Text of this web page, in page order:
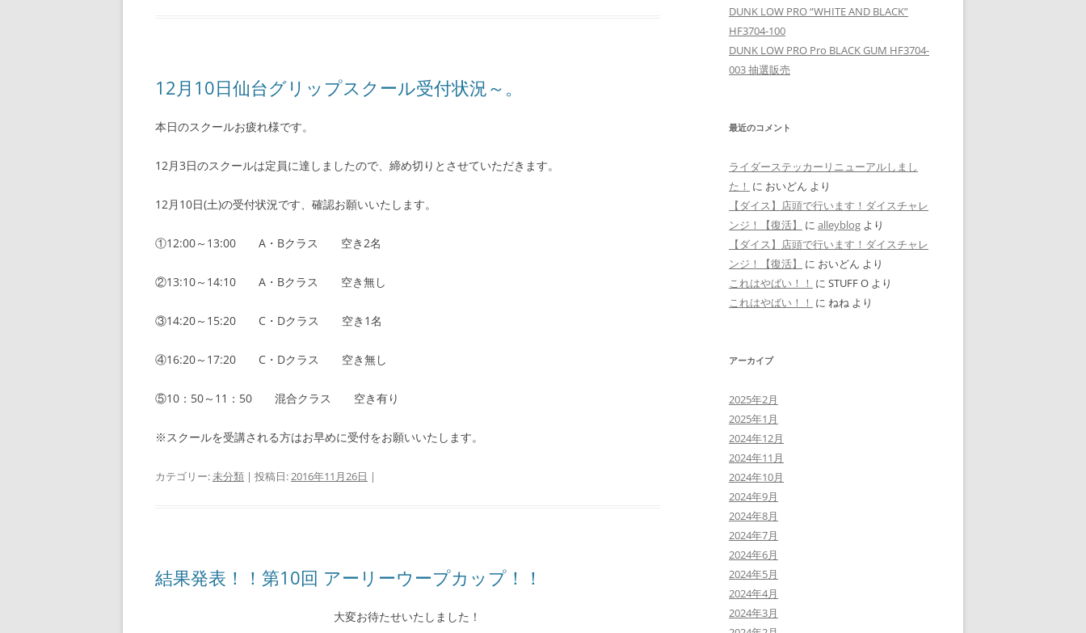
12月10日仙台グリップスクール受付状況～。
本日のスクールお疲れ様です。
12月3日のスクールは定員に達しましたので、締め切りとさせていただきます。
12月10日(土)の受付状況です、確認お願いいたします。
①12:00～13:00 A・Bクラス 空き2名
②13:10～14:10 A・Bクラス 空き無し
③14:20～15:20 C・Dクラス 空き1名
④16:20～17:20 C・Dクラス 空き無し
⑤10：50～11：50 混合クラス 空き有り
※スクールを受講される方はお早めに受付をお願いいたします。
カテゴリー:未分類 | 投稿日:2016年11月26日 |
結果発表！！第10回 アーリーウープカップ！！
大変お待たせいたしました！
DUNK LOW PRO “WHITE AND BLACK”
HF3704-100
DUNK LOW PRO Pro BLACK GUM HF3704-
003 抽選販売
最近のコメント
ライダーステッカーリニューアルしまし
た！ に おいどん より
【ダイス】店頭で行います！ダイスチャレ
ンジ！【復活】
に alleyblog より
【ダイス】店頭で行います！ダイスチャレ
ンジ！【復活】
に おいどん より
これはやばい！！ に STUFF O より
これはやばい！！ に ねね より
アーカイブ
2025年2月
2025年1月
2024年12月
2024年11月
2024年10月
2024年9月
2024年8月
2024年7月
2024年6月
2024年5月
2024年4月
2024年3月